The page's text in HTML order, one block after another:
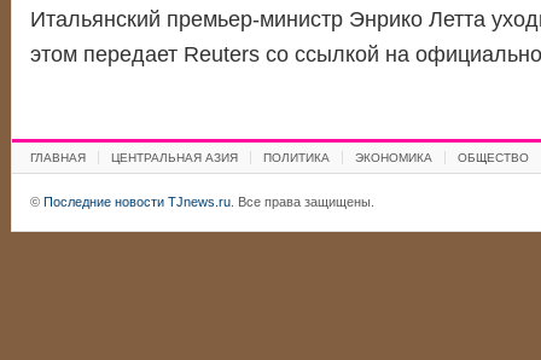
Итальянский премьер-министр Энрико Летта
этом передает Reuters со ссылкой на
ГЛАВНАЯ ЦЕНТРАЛЬНАЯ АЗИЯ ПОЛИТИКА ЭКОНОМИКА ОБЩЕСТВО
© Последние новости TJnews.ru. Все права защищены.